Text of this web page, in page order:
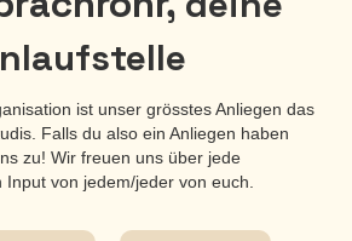
ist unser grösstes Anliegen das
Falls du also ein Anliegen haben
zu! Wir freuen uns über jede
von jedem/jeder von euch.